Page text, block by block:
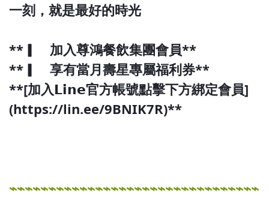
一刻，就是最好的時光
**▎ 加入尊鴻餐飲集團會員**
**▎ 享有當月壽星專屬福利券**
**[加入𝗟𝗶𝗻𝗲官方帳號點擊下方綁定會員]
(https://lin.ee/9BNIK7R)**
⌁⌁⌁⌁⌁⌁⌁⌁⌁⌁⌁⌁⌁⌁⌁⌁⌁⌁⌁⌁⌁⌁⌁⌁⌁⌁⌁⌁⌁⌁⌁⌁